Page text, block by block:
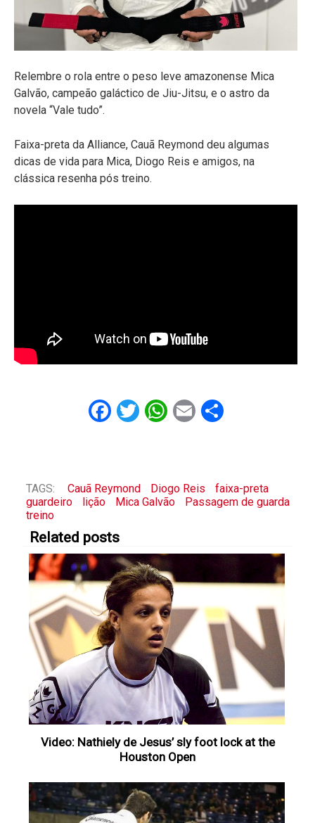
Relembre o rola entre o peso leve amazonense Mica
Galvão, campeão galáctico de Jiu-Jitsu, e o astro da
novela “Vale tudo”.
Faixa-preta da Alliance, Cauã Reymond deu algumas
dicas de vida para Mica, Diogo Reis e amigos, na
clássica resenha pós treino.
Facebook
Twitter
WhatsApp
EmailShare
TAGS: Cauã Reymond Diogo Reis
faixa-preta
guardeiro
lição Mica Galvão
Passagem de guarda
treino
Related posts
Video: Nathiely de Jesus’ sly foot lock at the
Houston Open